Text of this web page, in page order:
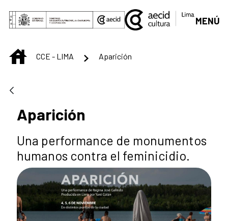
Saltar al contenido principal
MENÚ
INICIOCCE - LIMA Aparición
Aparición
Una performance de monumentos
humanos contra el feminicidio.